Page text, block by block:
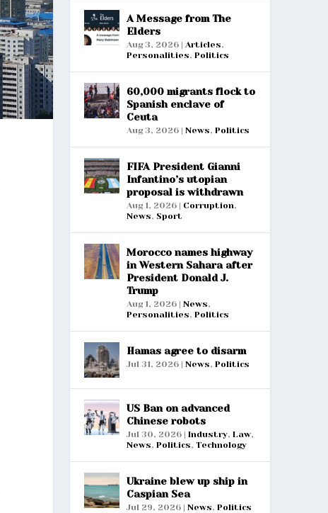
A Message from The
Elders
Aug 3, 2026| Articles,
Personalities, Politics
60,000 migrants flock to
Spanish enclave of
Ceuta
Aug 3, 2026| News, Politics
FIFA President Gianni
Infantino’s utopian
proposal is withdrawn
Aug 1, 2026| Corruption,
News, Sport
Morocco names highway
in Western Sahara after
President Donald J.
Trump
Aug 1, 2026| News,
Personalities, Politics
Hamas agree to disarm
Jul 31, 2026| News, Politics
US Ban on advanced
Chinese robots
Jul 30, 2026| Industry, Law,
News, Politics, Technology
Ukraine blew up ship in
Caspian Sea
Jul 29, 2026| News, Politics